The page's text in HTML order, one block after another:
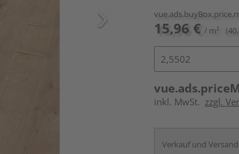
15,96 € / m²
inkl. MwSt. zzgl.
Verkauf und